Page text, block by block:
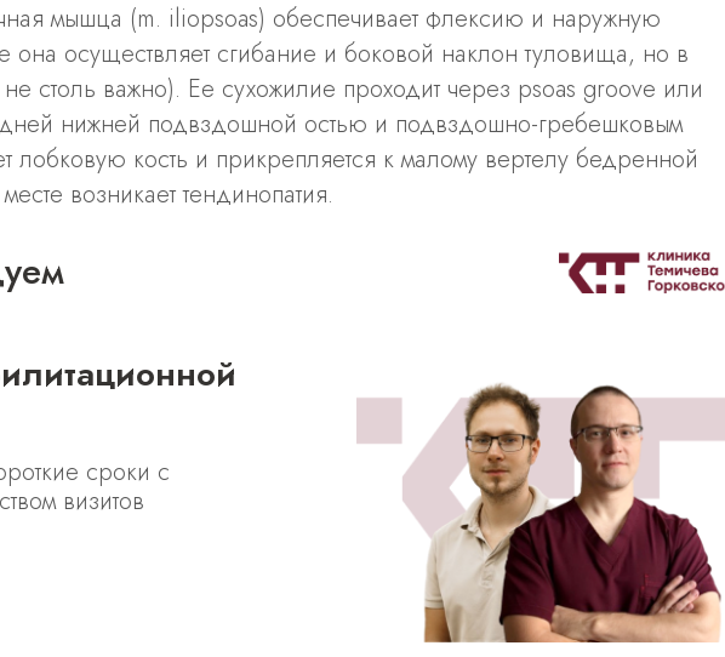
мышца (m. iliopsoas) обеспечивает флексию и наружную
она осуществляет сгибание и боковой наклон туловища, но в
не столь важно). Ее сухожилие проходит через psoas groove или
нижней подвздошной остью и подвздошно-гребешковым
лобковую кость и прикрепляется к малому вертелу бедренной
возникает тендинопатия.
сроки с
визитов